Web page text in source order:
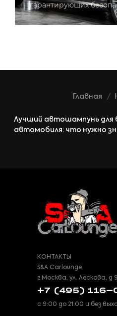
гарантирующих
Главная
Лучший автошампунь для
автомобиля: что нужно
КОНТАКТЫ
S&A Carlounge
г.Москва, ул. Лескова, д
+7 (495) 116-
с 9:00 до 21:00 и без